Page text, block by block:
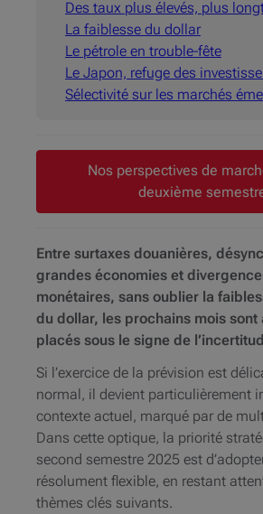
Des taux plus élevés, plus
La faiblesse du dollar
Le pétrole en trouble-fête
Le Japon, refuge des
Sélectivité sur les marchés
Nos perspectives de
deuxième
Entre surtaxes douanières,
grandes économies et
monétaires, sans oublier la
du dollar, les prochains mois sont
placés sous le signe de
Si l’exercice de la prévision est
normal, il devient particulièrement
contexte actuel, marqué par de
Dans cette optique, la priorité
second semestre 2025 est
résolument flexible, en restant
thèmes clés suivants.